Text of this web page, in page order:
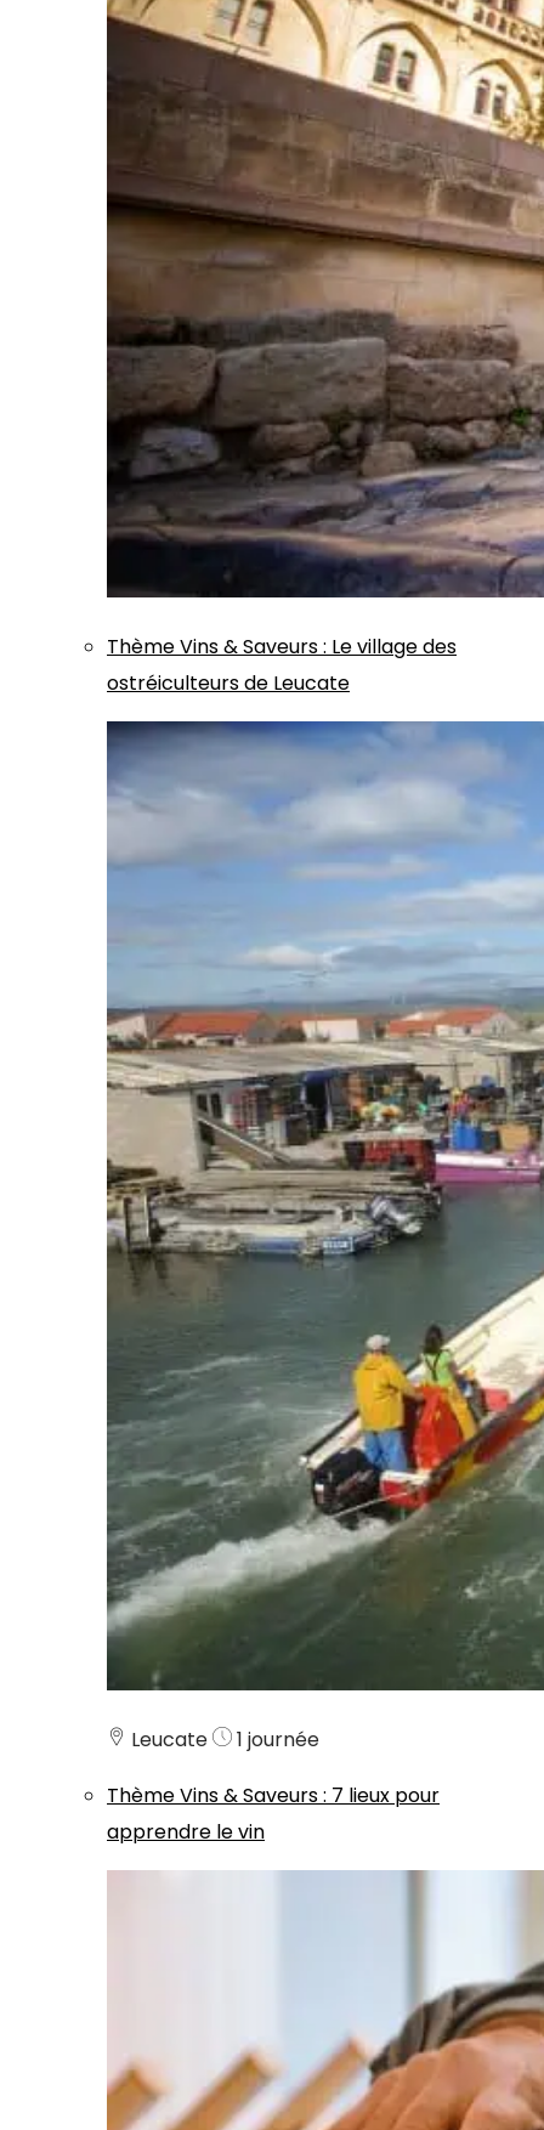
ThèmeVins & Saveurs: Le village des
ostréiculteurs de Leucate
Leucate
1 journée
ThèmeVins & Saveurs: 7 lieux pour
apprendre le vin